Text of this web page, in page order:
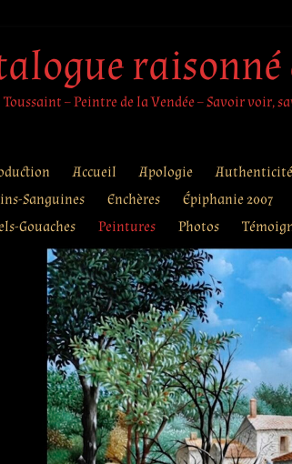
– Peintre de la Vendée – Savoir voir,
Accueil Apologie
Sanguines
Enchères Épiphanie 2007
Gouaches
Peintures Photos